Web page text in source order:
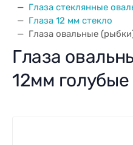
Глаза стеклянные
Глаза 12 мм стекло
Глаза овальные
Глаза
12мм голубые